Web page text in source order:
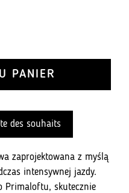
PANIER
des souhaits
zaprojektowana z myślą
intensywnej jazdy.
Primaloftu, skutecznie